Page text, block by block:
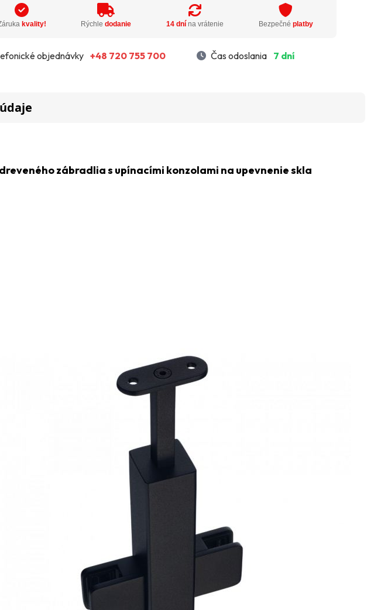
kvality! Rýchledodanie 14 dní na vrátenie Bezpečné platby
objednávky +48 720 755 700 Čas odoslania 7 dní
zábradlia s upínacími konzolami na upevnenie skla